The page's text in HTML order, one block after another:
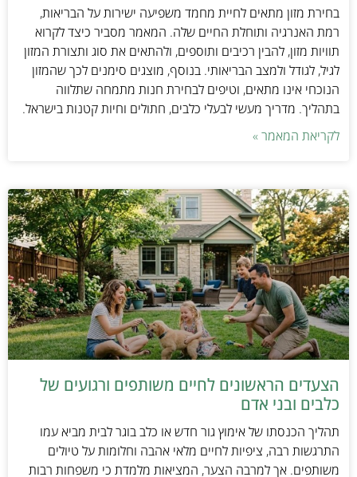
בחירת מזון מתאים לחיית מחמד משפיעה ישירות על הבריאות,
רמת האנרגיה ותוחלת החיים שלה. המאמר מסביר כיצד לקרוא
תוויות מזון, להבין רכיבים ותוספים, ולהתאים את סוג ותצורת המזון
לגיל, לגודל ולמצב הבריאותי. בנוסף, מוצגים סימנים לכך שהמזון
הנוכחי אינו מתאים, וטיפים לבחירת חנות מתמחה שתלווה
בתהליך. מדריך מעשי לבעלי כלבים, חתולים וחיות קטנות בישראל.
לקריאת המאמר »
הצעדים הראשונים לחיים משותפים ורגועים של
כלבים ובני אדם
תהליך הכנסתו של אימוץ גור חדש או כלב בוגר לבית מביא עמו
התרגשות רבה, ציפיות לחיים מלאי אהבה וחלומות על טיולים
משותפים. אך למרבה הצער, המציאות מלמדת כי משפחות רבות